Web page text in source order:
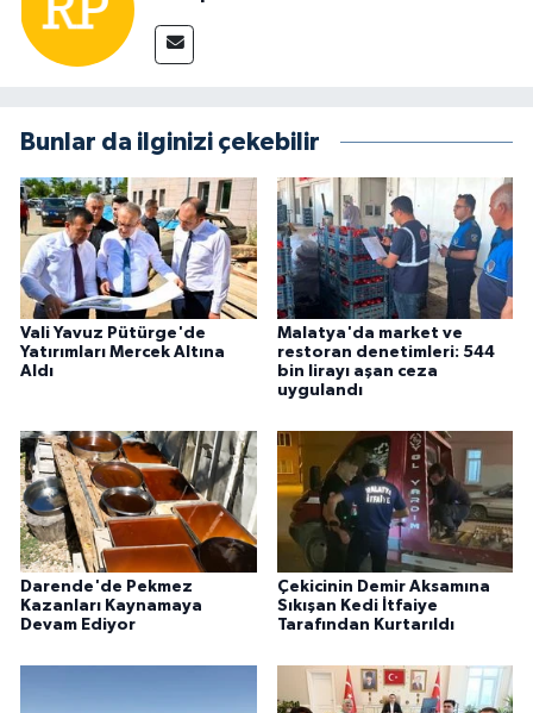
Bunlar da ilginizi çekebilir
Vali Yavuz Pütürge'de
Yatırımları Mercek Altına
Aldı
Malatya'da market ve
restoran denetimleri: 544
bin lirayı aşan ceza
uygulandı
Darende'de Pekmez
Kazanları Kaynamaya
Devam Ediyor
Çekicinin Demir Aksamına
Sıkışan Kedi İtfaiye
Tarafından Kurtarıldı